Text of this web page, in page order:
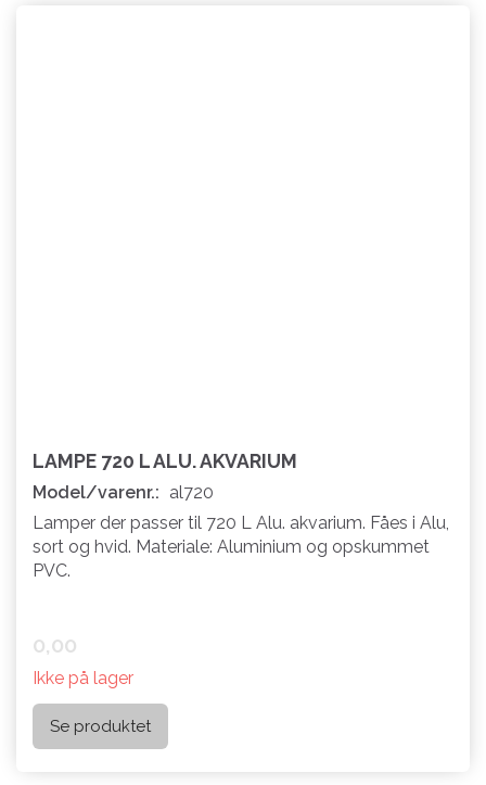
LAMPE 720 L ALU. AKVARIUM
Model/varenr.: al720
Lamper der passer til 720 L Alu. akvarium. Fåes i Alu,
sort og hvid. Materiale: Aluminium og opskummet
PVC.
0,00
Ikke på lager
Se produktet